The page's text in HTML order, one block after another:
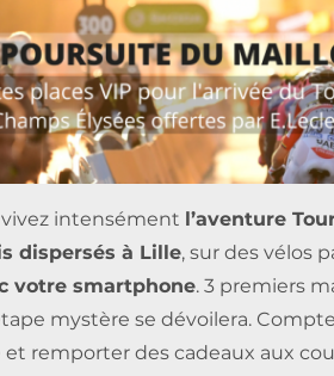
vivez intensément l’aventure
dispersés à Lille, sur des vélos
votre smartphone. 3 premiers
mystère se dévoilera.
et remporter des cadeaux aux